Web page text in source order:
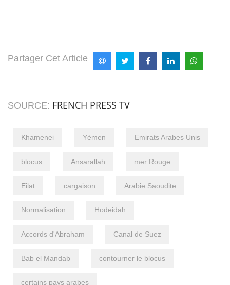
Partager Cet Article
SOURCE: FRENCH PRESS TV
Khamenei Yémen Emirats Arabes Unis
blocus Ansarallah mer Rouge
Eilat cargaison Arabie Saoudite
Normalisation Hodeidah
Accords d'Abraham Canal de Suez
Bab el Mandab contourner le blocus
certains pays arabes